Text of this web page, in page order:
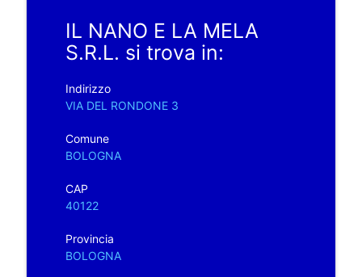
IL NANO E LA MELA
S.R.L. si trova in:
Indirizzo
VIA DEL RONDONE 3
Comune
BOLOGNA
CAP
40122
Provincia
BOLOGNA